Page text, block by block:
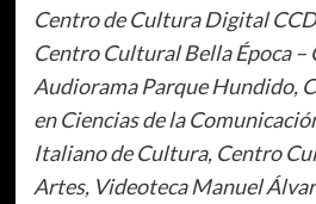
Centro de Cultura Digital
Centro Cultural Bella Época –
Audiorama Parque Hundido,
en Ciencias de la
Italiano de Cultura, Centro
Artes, Videoteca Manuel